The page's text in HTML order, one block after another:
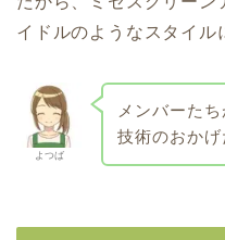
イドルのようなスタイル
よつば
メンバーた
技術のおかげ